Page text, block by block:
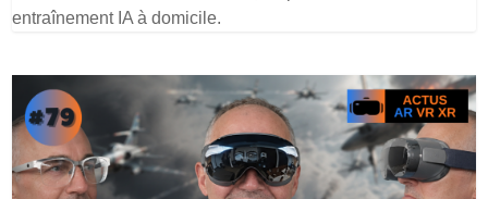
entraînement IA à domicile.